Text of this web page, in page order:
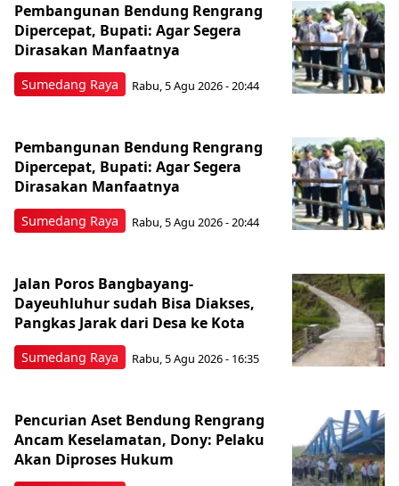
Sumedang Raya
Pembangunan Bendung Rengrang
Dipercepat, Bupati: Agar Segera
Dirasakan Manfaatnya
Rabu, 5 Agu 2026 - 20:44
Sumedang Raya
Pembangunan Bendung Rengrang
Dipercepat, Bupati: Agar Segera
Dirasakan Manfaatnya
Rabu, 5 Agu 2026 - 20:44
Sumedang Raya
Jalan Poros Bangbayang-
Dayeuhluhur sudah Bisa Diakses,
Pangkas Jarak dari Desa ke Kota
Rabu, 5 Agu 2026 - 16:35
Pencurian Aset Bendung Rengrang
Ancam Keselamatan, Dony: Pelaku
Akan Diproses Hukum